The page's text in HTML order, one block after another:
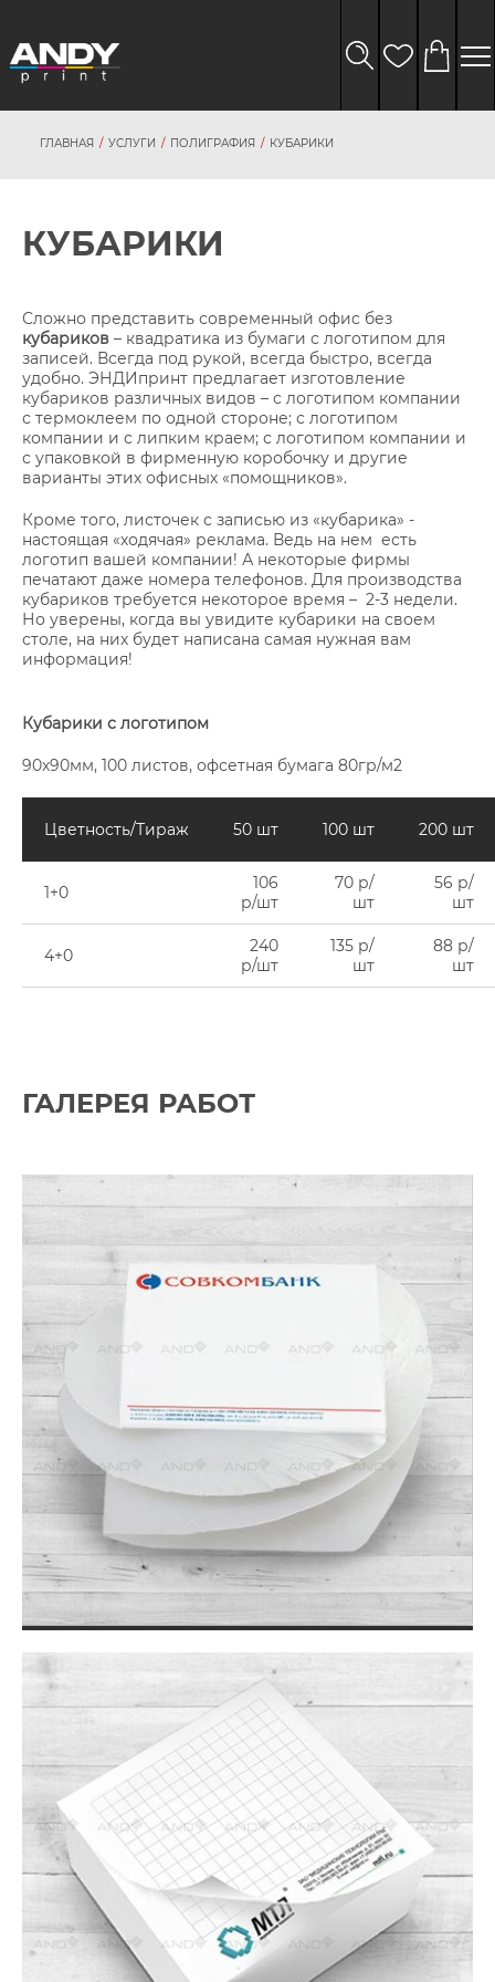
ГЛАВНАЯ УСЛУГИ ПОЛИГРАФИЯ КУБАРИКИ
КУБАРИКИ
Сложно представить современный офис без
кубариков – квадратика из бумаги с логотипом для
записей. Всегда под рукой, всегда быстро, всегда
удобно. ЭНДИпринт предлагает изготовление
кубариков различных видов – с логотипом компании
с термоклеем по одной стороне; с логотипом
компании и с липким краем; с логотипом компании и
с упаковкой в фирменную коробочку и другие
варианты этих офисных «помощников».
Кроме того, листочек с записью из «кубарика» -
настоящая «ходячая» реклама. Ведь на нем есть
логотип вашей компании! А некоторые фирмы
печатают даже номера телефонов. Для производства
кубариков требуется некоторое время – 2-3 недели.
Но уверены, когда вы увидите кубарики на своем
столе, на них будет написана самая нужная вам
информация!
Кубарики с логотипом
90х90мм, 100 листов, офсетная бумага 80гр/м2
Цветность/Тираж 50 шт 100 шт 200 шт
1+0
106
р/шт
70 р/
шт
56 р/
шт
4+0
240
р/шт
135 р/
шт
88 р/
шт
ГАЛЕРЕЯ РАБОТ
данных